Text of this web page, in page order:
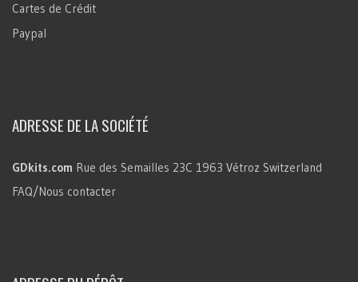
Cartes de Crédit
Paypal
ADRESSE DE LA SOCIÉTÉ
GDkits.com Rue des Semailles 23C 1963 Vétroz Switzerland
FAQ/Nous contacter